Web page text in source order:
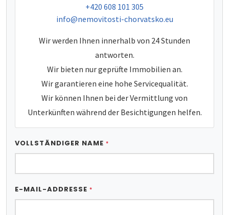
tel:
+420 608 101 305
e-mail:
info@nemovitosti-chorvatsko.eu
Wir werden Ihnen innerhalb von 24 Stunden
antworten.
Wir bieten nur geprüfte Immobilien an.
Wir garantieren eine hohe Servicequalität.
Wir können Ihnen bei der Vermittlung von
Unterkünften während der Besichtigungen helfen.
VOLLSTÄNDIGER NAME *
E-MAIL-ADDRESSE *